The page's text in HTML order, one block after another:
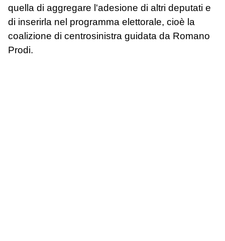
quella di aggregare l'adesione di altri deputati e
di inserirla nel programma elettorale, cioè la
coalizione di centrosinistra guidata da Romano
Prodi.